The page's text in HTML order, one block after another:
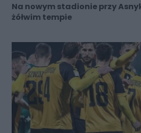
Na nowym stadionie przy
żółwim tempie